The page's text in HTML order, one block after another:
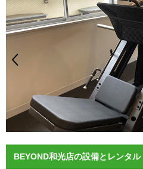
BEYOND和光店の設備とレンタル